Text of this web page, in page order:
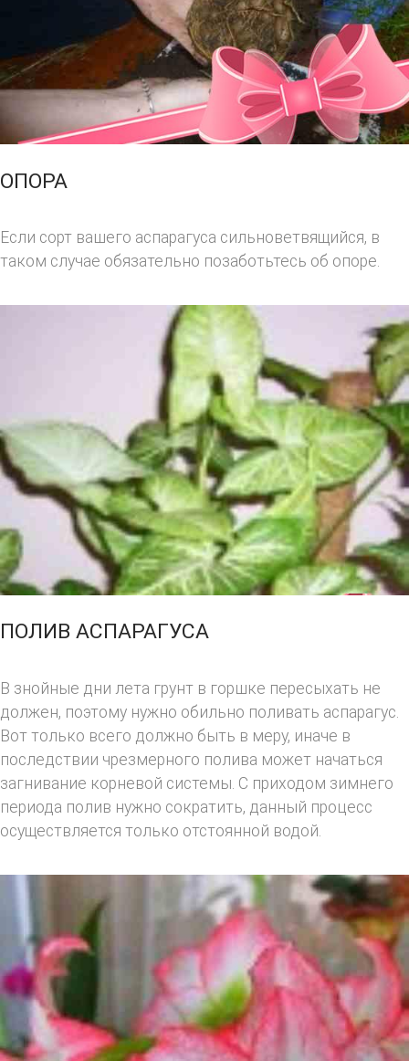
ОПОРА
Если сорт вашего аспарагуса сильноветвящийся, в
таком случае обязательно позаботьтесь об опоре.
ПОЛИВ АСПАРАГУСА
В знойные дни лета грунт в горшке пересыхать не
должен, поэтому нужно обильно поливать аспарагус.
Вот только всего должно быть в меру, иначе в
последствии чрезмерного полива может начаться
загнивание корневой системы. С приходом зимнего
периода полив нужно сократить, данный процесс
осуществляется только отстоянной водой.